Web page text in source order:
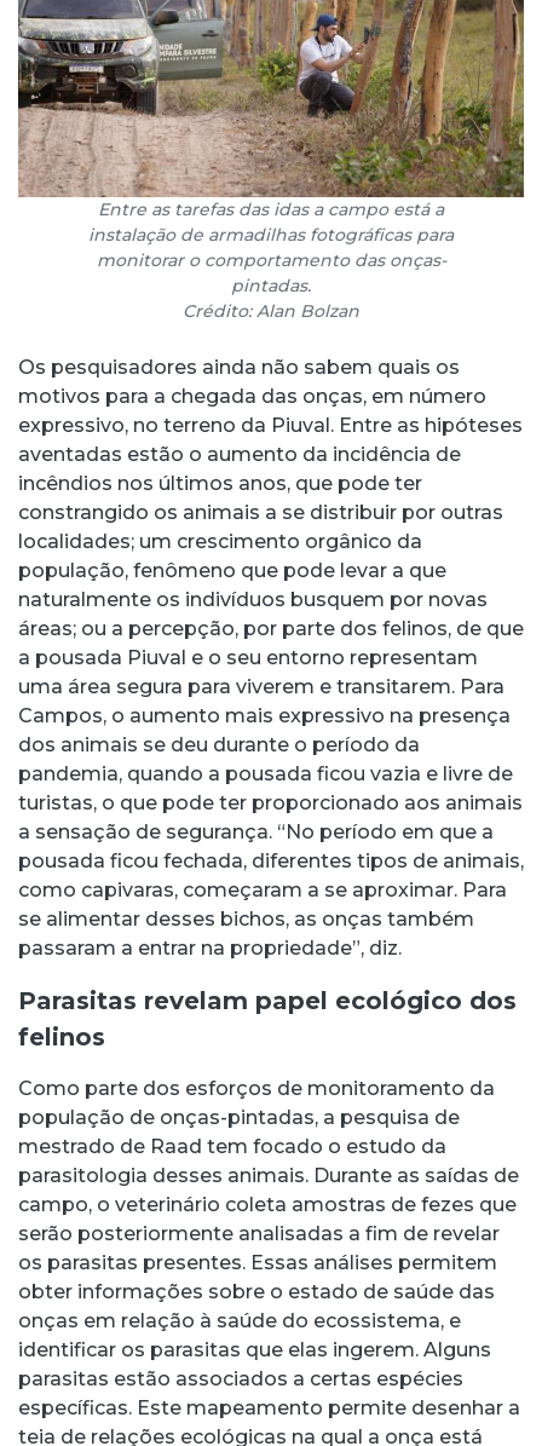
Entre as tarefas das idas a campo está a
instalação de armadilhas fotográficas para
monitorar o comportamento das onças-
pintadas.
Crédito: Alan Bolzan
Os pesquisadores ainda não sabem quais os
motivos para a chegada das onças, em número
expressivo, no terreno da Piuval. Entre as hipóteses
aventadas estão o aumento da incidência de
incêndios nos últimos anos, que pode ter
constrangido os animais a se distribuir por outras
localidades; um crescimento orgânico da
população, fenômeno que pode levar a que
naturalmente os indivíduos busquem por novas
áreas; ou a percepção, por parte dos felinos, de que
a pousada Piuval e o seu entorno representam
uma área segura para viverem e transitarem. Para
Campos, o aumento mais expressivo na presença
dos animais se deu durante o período da
pandemia, quando a pousada ficou vazia e livre de
turistas, o que pode ter proporcionado aos animais
a sensação de segurança. “No período em que a
pousada ficou fechada, diferentes tipos de animais,
como capivaras, começaram a se aproximar. Para
se alimentar desses bichos, as onças também
passaram a entrar na propriedade”, diz.
Parasitas revelam papel ecológico dos
felinos
Como parte dos esforços de monitoramento da
população de onças-pintadas, a pesquisa de
mestrado de Raad tem focado o estudo da
parasitologia desses animais. Durante as saídas de
campo, o veterinário coleta amostras de fezes que
serão posteriormente analisadas a fim de revelar
os parasitas presentes. Essas análises permitem
obter informações sobre o estado de saúde das
onças em relação à saúde do ecossistema, e
identificar os parasitas que elas ingerem. Alguns
parasitas estão associados a certas espécies
específicas. Este mapeamento permite desenhar a
teia de relações ecológicas na qual a onça está